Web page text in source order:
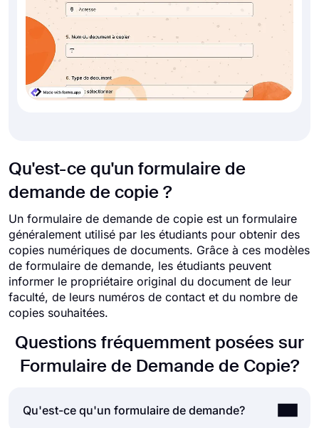
Qu'est-ce qu'un formulaire de
demande de copie ?
Un formulaire de demande de copie est un formulaire
généralement utilisé par les étudiants pour obtenir des
copies numériques de documents. Grâce à ces modèles
de formulaire de demande, les étudiants peuvent
informer le propriétaire original du document de leur
faculté, de leurs numéros de contact et du nombre de
copies souhaitées.
Questions fréquemment posées sur
Formulaire de Demande de Copie?
Qu'est-ce qu'un formulaire de demande?